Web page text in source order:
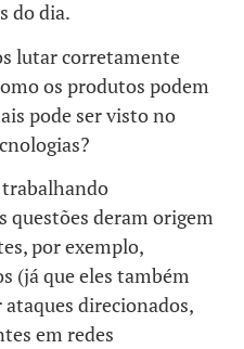
do dia.
lutar corretamente
os produtos podem
pode ser visto no
questões deram origem
por exemplo,
(já que eles também
direcionados,
em redes